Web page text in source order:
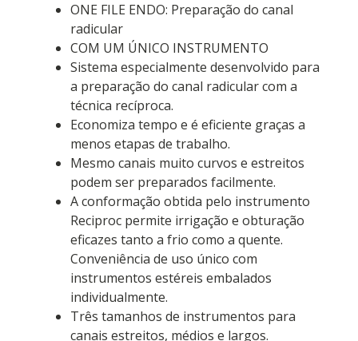
ONE FILE ENDO: Preparação do canal
radicular
COM UM ÚNICO INSTRUMENTO
Sistema especialmente desenvolvido para
a preparação do canal radicular com a
técnica recíproca.
Economiza tempo e é eficiente graças a
menos etapas de trabalho.
Mesmo canais muito curvos e estreitos
podem ser preparados facilmente.
A conformação obtida pelo instrumento
Reciproc permite irrigação e obturação
eficazes tanto a frio como a quente.
Conveniência de uso único com
instrumentos estéreis embalados
individualmente.
Três tamanhos de instrumentos para
canais estreitos, médios e largos.